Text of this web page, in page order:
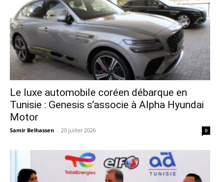
Le luxe automobile coréen débarque en
Tunisie : Genesis s’associe à Alpha Hyundai
Motor
Samir Belhassen - 20 juillet 2026 0